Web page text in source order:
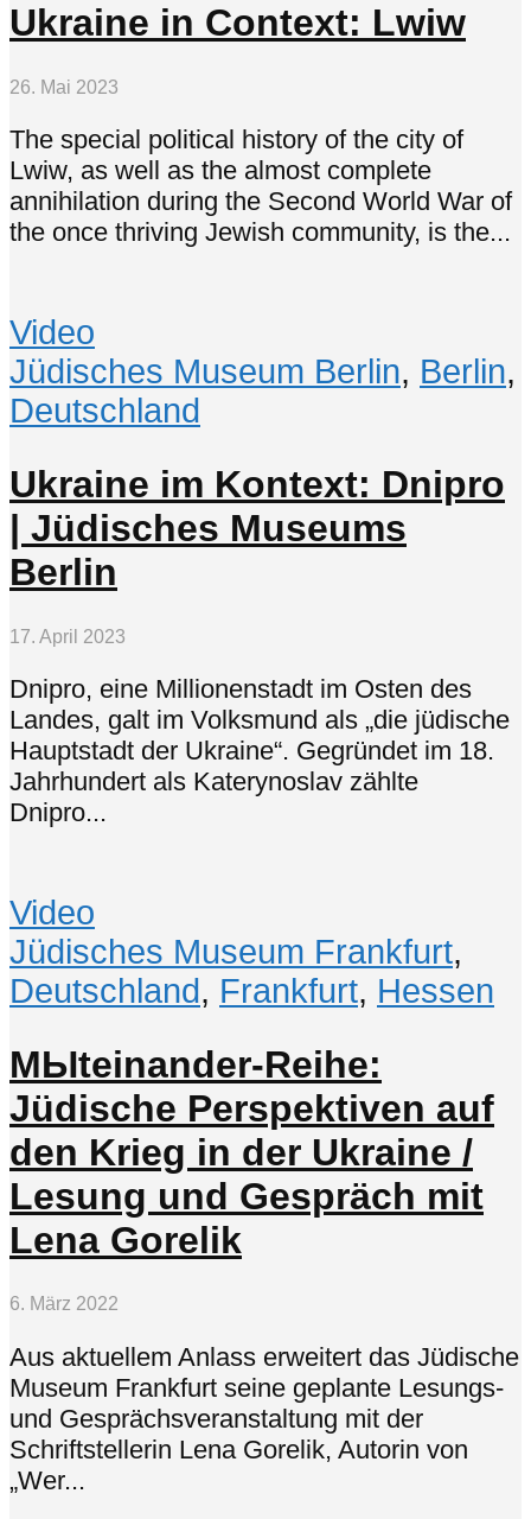
Ukraine in Context: Lwiw
26. Mai 2023
The special political history of the city of
Lwiw, as well as the almost complete
annihilation during the Second World War of
the once thriving Jewish community, is the...
Video
Jüdisches Museum Berlin, Berlin,
Deutschland
Ukraine im Kontext: Dnipro
| Jüdisches Museums
Berlin
17. April 2023
Dnipro, eine Millionenstadt im Osten des
Landes, galt im Volksmund als „die jüdische
Hauptstadt der Ukraine“. Gegründet im 18.
Jahrhundert als Katerynoslav zählte
Dnipro...
Video
Jüdisches Museum Frankfurt,
Deutschland, Frankfurt, Hessen
МЫteinander-Reihe:
Jüdische Perspektiven auf
den Krieg in der Ukraine /
Lesung und Gespräch mit
Lena Gorelik
6. März 2022
Aus aktuellem Anlass erweitert das Jüdische
Museum Frankfurt seine geplante Lesungs-
und Gesprächsveranstaltung mit der
Schriftstellerin Lena Gorelik, Autorin von
„Wer...